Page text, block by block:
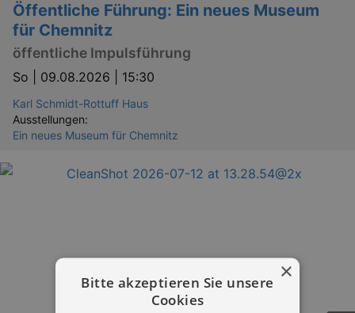
Öffentliche Führung: Ein neues Museum
für Chemnitz
öffentliche Impulsführung
So | 09.08.2026 | 15:30
Karl Schmidt-Rottuff Haus
Ausstellungen:
Ein neues Museum für Chemnitz
×
Bitte akzeptieren Sie unsere
Cookies